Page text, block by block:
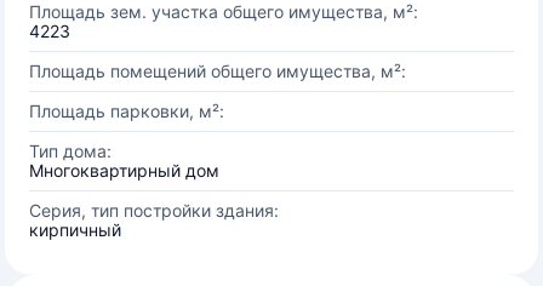
Площадь зем. участка общего имущества, м²:
4223
Площадь помещений общего имущества, м²:
Площадь парковки, м²:
Тип дома:
Многоквартирный дом
Серия, тип постройки здания:
кирпичный